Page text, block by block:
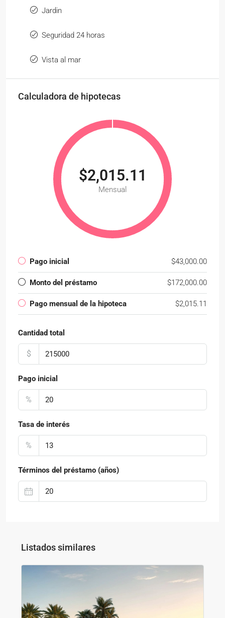
Jardin
Seguridad 24 horas
Vista al mar
Calculadora de hipotecas
$2,015.11
Mensual
Pago inicial $43,000.00
Monto del préstamo $172,000.00
Pago mensual de la hipoteca $2,015.11
Cantidad total
$
Pago inicial
%
Tasa de interés
%
Términos del préstamo (años)
Listados similares